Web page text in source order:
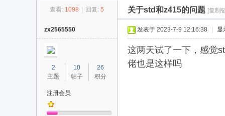
查看: 1098 回复: 5 关于std和z415的问题 [复制
zx2565550
2
主题
10
帖子
26
积分
注册会员
发表于 2023-7-9 12:16:38 显
这两天试了一下，感觉
佬也是这样吗